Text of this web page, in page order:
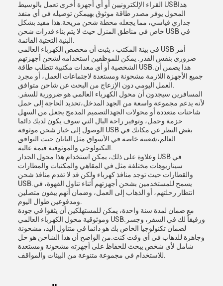
القراء الإلكترونيين أو أي أجهزة أخرى تعمل بالوسيط USBهذا
المحول يوفر مصدر طاقة موثوق بهيمكن توصيله في أي منفذ
جداري قياسي، مما يجعله محطة شحن مريحة.هذا مفيد بشكل
خاص في مناطق المنزل حيث لا يتم بناء قدرات شحن USB في
في بيئة المكتب ، يثبت أن مخصص الكهرباء العالمي USB أمر
ضروري بنفس القدر. يمكن للموظفين استخدامه لشحن أجهزتهم
الشخصية أو أي معدات مكتبية تتطلب طاقة USB.هذا يضمن أن
جميع الأجهزة اللازمة مشحونة ومستعدة لاجتماعات العمل، أو مجرد
المسافرين سيجدون أن محول الكهرباء العالمي هو ضرورية للسفر.
لأنه يدعم مجموعة واسعة من الجهد المدخل،تحديد الحاجة إلى حمل
شاحنات متعددة أو محولات الجهدالتصميم المدمج يجعل من السهل
حزمة وحمل، وتوفير راحة البال التي سوف يكون لديك دائما
الوصول إلى خيار شحن موثوقة USB بغض النظر عن مكانك في
العالم،شعبية خاصة في الأسواق مثل اليابان حيث التوافق
وعلاوة على ذلك، يمكن استخدام هذا محول الجدار USB في
سيناريوهات مختلفة مثل في المقاهي والمكتبات والمطارات
والقطارات حيث توجد منافذ كهرباء ولكن قد لا تقدم منافذ شحن
USB.يسمح للمستخدمين بشحن أجهزتهم أثناء تناول القهوة، في
انتظار رحلتهم، أو الذهاب إلى العمل، وضمان أنهم يبقون متصلين
مع ضمان لمدة سنة واحدة، يمكن للمستهلكين أن يثقوا في جودة
وموثوقية محول الكهرباء العالمي USB.ورفيقاً لك في السفر، وجسر
لضمان تكنولوجيا الخاص بك هو دائما في متناول اليد، مشحونة
وجاهزة للذهاب في أي وقت كنت.من الواضح أن هذا الشاحن هو حل
شامل لأي شخص يبحث للحفاظ على أجهزته مشحونة ومستعدة